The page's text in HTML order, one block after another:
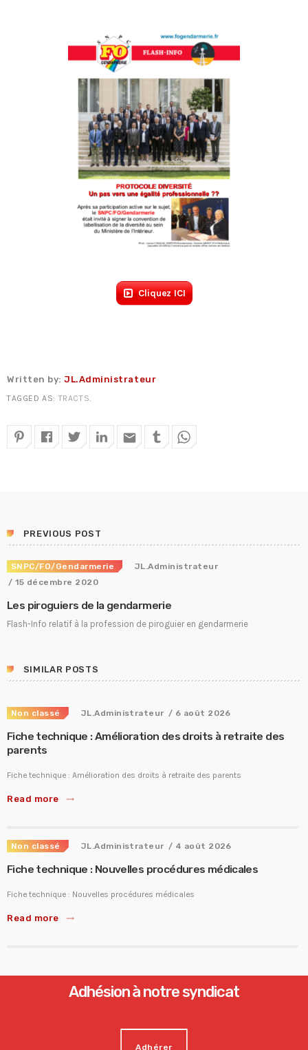
Tous nos journaux
Derniers articles
Fiche technique : Amélioration des droits à retraite des parents
Fiche technique : Nouvelles procédures médicales
Crise énergétique : prolongation du dispositif
Communiqué FORTES CHALEURS
Congé supplémentaire de naissance
Cliquez ICI
Written by:JL.Administrateur
TAGGED AS:TRACTS
email
PREVIOUS POST
SNPC/FO/Gendarmerie
JL.Administrateur
/ 15 décembre 2020
Les piroguiers de la gendarmerie
Flash-Info relatif à la profession de piroguier en gendarmerie
SIMILAR POSTS
Non classé JL.Administrateur / 6 août 2026
Fiche technique : Amélioration des droits à retraite des
parents
Fiche technique : Amélioration des droits à retraite des parents
Read more trending_flat
Non classé JL.Administrateur / 4 août 2026
Fiche technique : Nouvelles procédures médicales
Fiche technique : Nouvelles procédures médicales
Read more trending_flat
Adhésion à notre syndicat
Adhérer